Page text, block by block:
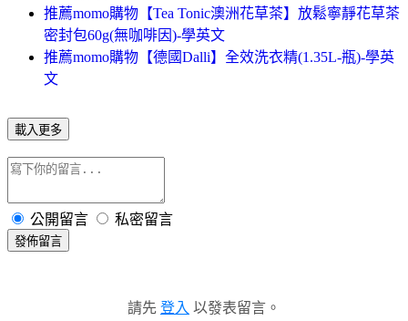
推薦momo購物【Tea Tonic澳洲花草茶】放鬆寧靜花草茶
密封包60g(無咖啡因)-學英文
推薦momo購物【德國Dalli】全效洗衣精(1.35L-瓶)-學英
文
載入更多
公開留言 私密留言
發佈留言
請先 登入 以發表留言。